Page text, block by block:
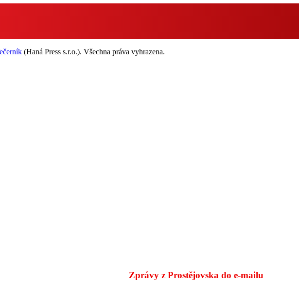
(Haná Press s.r.o.). Všechna práva vyhrazena.
Zprávy z Prostějovska do e‑mailu